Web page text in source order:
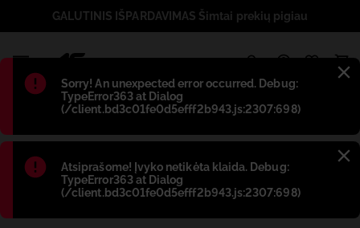
Błąd:
Sorry! An unexpected error occurred. Debug:
TypeError363 at Dialog
(/client.bd3c01fe0d5efff2b943.js:2307:698)
Błąd:
Atsiprašome! Įvyko netikėta klaida. Debug:
TypeError363 at Dialog
(/client.bd3c01fe0d5efff2b943.js:2307:698)
GALUTINIS IŠPARDAVIMAS Šimtai prekių pigiau